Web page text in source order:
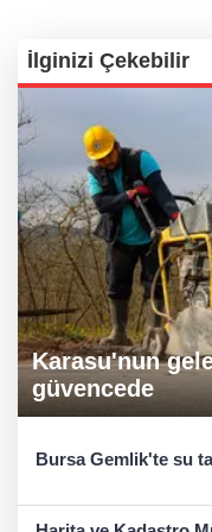
İlginizi Çekebilir
Karasu'nun
güvencede
Bursa Gemlik'te su